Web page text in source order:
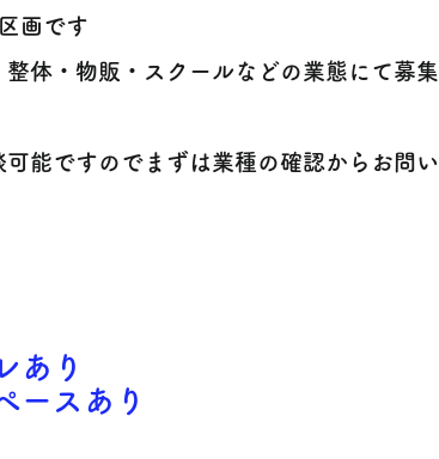
画です
体・物販・スクールなどの業態にて募集
能ですのでまずは業種の確認からお問い
あり
ースあり